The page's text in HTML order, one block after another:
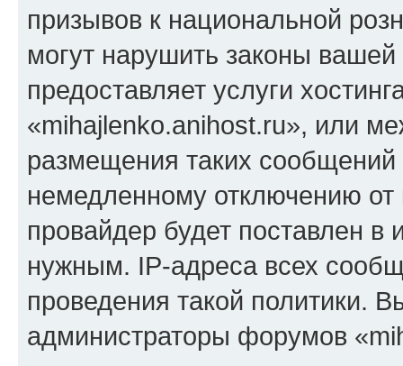
призывов к национальной
могут нарушить законы
предоставляет услуги
«mihajlenko.anihost.ru», или
размещения таких
немедленному отключению
провайдер будет поставлен в
нужным. IP-адреса всех
проведения такой политики.
администраторы форумов